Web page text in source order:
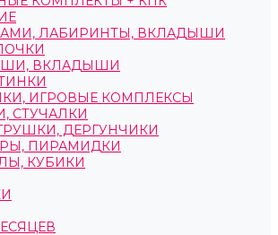
ЛАБИРИНТЫ, ВКЛАДЫШИ
ВКЛАДЫШИ
ИГРОВЫЕ КОМПЛЕКСЫ
СТУЧАЛКИ
ДЕРГУНЧИКИ
ПИРАМИДКИ
КУБИКИ